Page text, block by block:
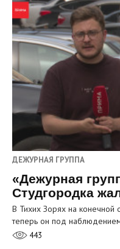
ДЕЖУРНАЯ ГРУППА
«Дежурная
Студгородка
В Тихих Зорях на конечной
теперь он под
443